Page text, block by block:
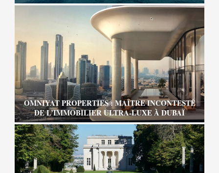
OMNIYAT PROPERTIES : MAÎTRE INCONTESTÉ
DE L’IMMOBILIER ULTRA-LUXE À DUBAÏ